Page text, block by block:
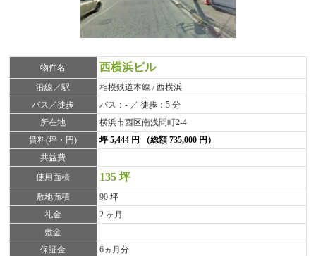
物件名 西横浜ビル
沿線／駅
相模鉄道本線 / 西横浜
バス／徒歩
バス：- ／ 徒歩：5 分
所在地
横浜市西区南浅間町2-4
賃料(坪・円)
坪 5,444 円 （総額 735,000 円）
共益費
使用面積
135 坪
敷地面積
90 坪
礼金
2 ヶ月
敷金
保証金
6ヵ月分